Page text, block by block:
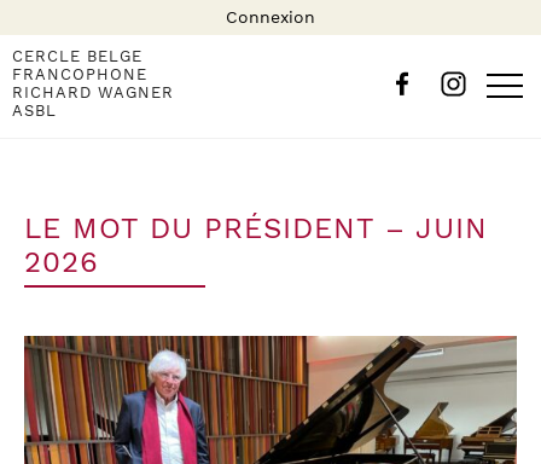
Connexion
CERCLE BELGE
FRANCOPHONE
RICHARD WAGNER
ASBL
LE MOT DU PRÉSIDENT – JUIN
2026